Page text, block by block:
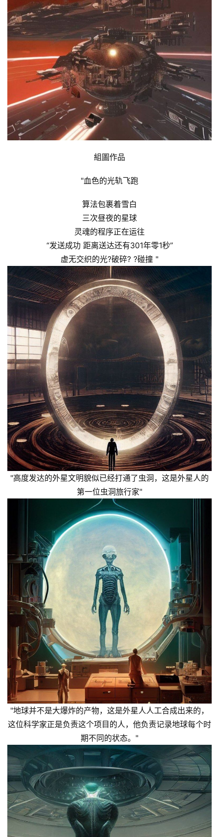
投
稿
文
章
科
幻
资
讯
主
题
科
幻
小
说
库
登录 注册
組圖作品
"血色的光轨飞跑
算法包裹着雪白
三次昼夜的星球
灵魂的程序正在运往
“发送成功 距离送达还有301年零1秒”
虚无交织的光?破碎? ?碰撞 "
"高度发达的外星文明貌似已经打通了虫洞，这是外星人的
第一位虫洞旅行家"
"地球并不是大爆炸的产物，这是外星人人工合成出来的，
这位科学家正是负责这个项目的人，他负责记录地球每个时
期不同的状态。"